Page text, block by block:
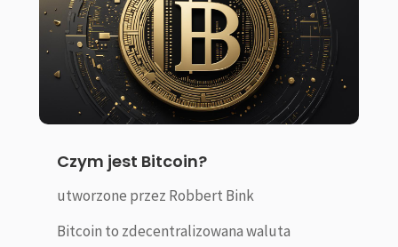
Czym jest Bitcoin?
utworzone przez Robbert Bink
Bitcoin to zdecentralizowana waluta